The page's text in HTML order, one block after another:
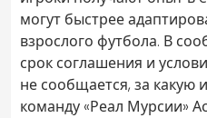
могут быстрее
взрослого футбола. В
срок соглашения и
не сообщается, за какую
команду «Реал Мурсии»